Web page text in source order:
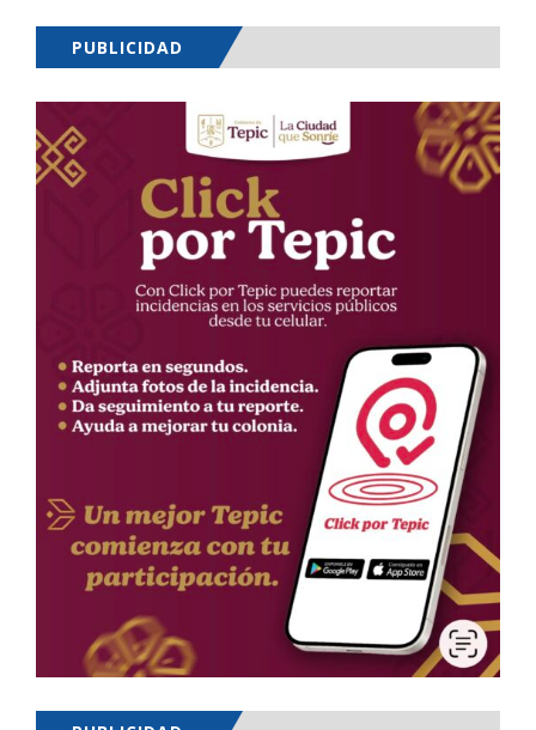
PUBLICIDAD